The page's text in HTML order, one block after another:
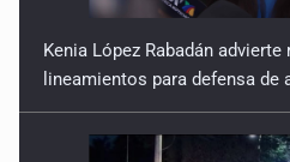
Kenia López Rabadán
lineamientos para defensa de